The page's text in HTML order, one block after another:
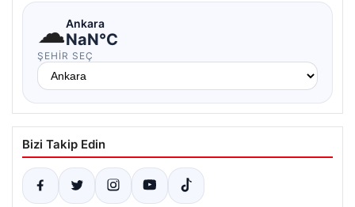
☁Ankara
NaN°C
ŞEHIR SEÇ
Bizi Takip Edin